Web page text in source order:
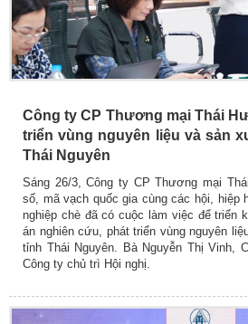
Công ty CP Thương mại Thái
triển vùng nguyên liệu và sản
Thái Nguyên
Sáng 26/3, Công ty CP Thương mại
số, mã vạch quốc gia cùng các hội, hiệp
nghiệp chè đã có cuộc làm việc để triển
án nghiên cứu, phát triển vùng nguyên
tỉnh Thái Nguyên. Bà Nguyễn Thị Vinh,
Công ty chủ trì Hội nghị.